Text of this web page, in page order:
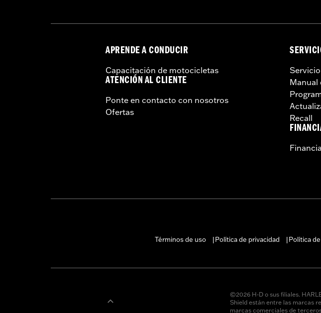
APRENDE A CONDUCIR
Capacitación de motocicletas
ATENCIÓN AL CLIENTE
Ponte en contacto con nosotros
Ofertas
Manual
Recall
Términos de uso
Política de privacidad Política
©2026 H-D o sus filiales.
Shield están entre las marcas
marcas comerciales de